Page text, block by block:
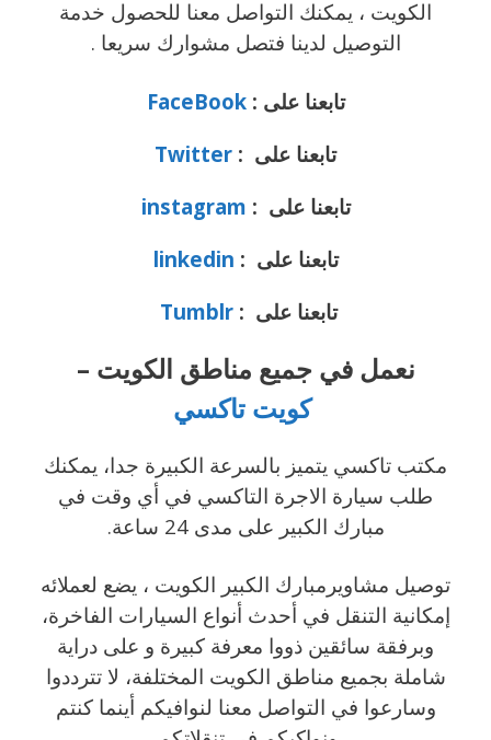
الكويت ، يمكنك التواصل معنا للحصول خدمة
التوصيل لدينا فتصل مشوارك سريعا .
تابعنا على :FaceBook
تابعنا على : Twitter
تابعنا على : instagram
تابعنا على : linkedin
تابعنا على :Tumblr
نعمل في جميع مناطق الكويت –
كويت تاكسي
مكتب تاكسي يتميز بالسرعة الكبيرة جدا، يمكنك
طلب سيارة الاجرة التاكسي في أي وقت في
مبارك الكبير على مدى 24 ساعة.
توصيل مشاويرمبارك الكبير الكويت ، يضع لعملائه
إمكانية التنقل في أحدث أنواع السيارات الفاخرة،
وبرفقة سائقين ذووا معرفة كبيرة و على دراية
شاملة بجميع مناطق الكويت المختلفة، لا تترددوا
وسارعوا في التواصل معنا لنوافيكم أينما كنتم